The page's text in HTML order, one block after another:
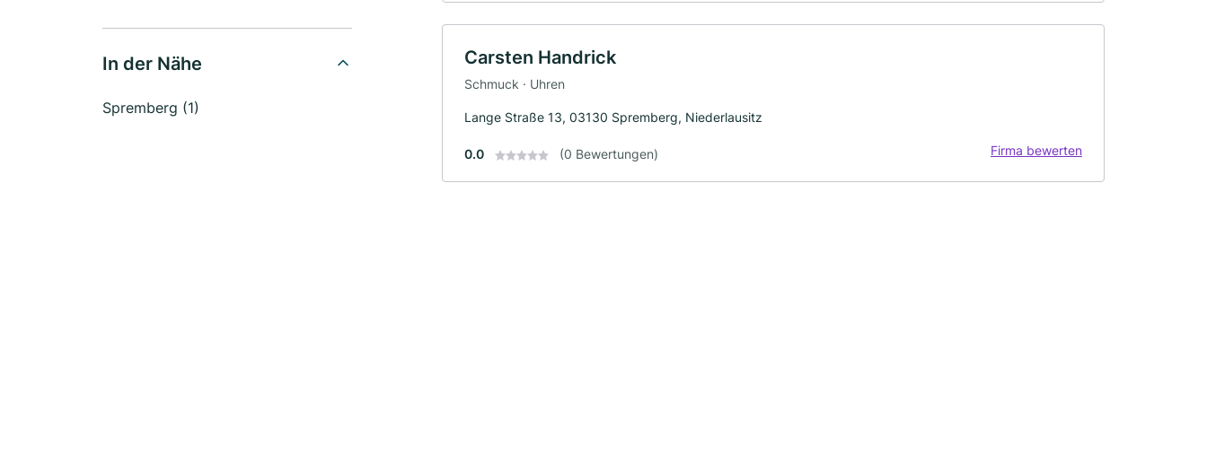
In der Nähe
Spremberg (1)
Carsten Handrick
Schmuck · Uhren
Lange Straße 13, 03130 Spremberg, Niederlausitz
0.0 (0 Bewertungen) Firma bewerten